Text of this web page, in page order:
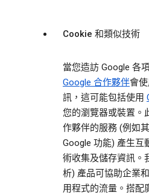
Cookie 和類似技術
當您造訪 Google 各
Google 合作夥伴會
訊，這可能包括使用
您的瀏覽器或裝置。
作夥伴的服務 (例如
Google 功能) 產生互
術收集及儲存資訊。
析) 產品可協助企業
用程式的流量。搭配